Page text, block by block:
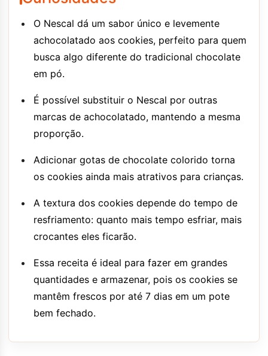
O Nescal dá um sabor único e levemente
achocolatado aos cookies, perfeito para quem
busca algo diferente do tradicional chocolate
em pó.
É possível substituir o Nescal por outras
marcas de achocolatado, mantendo a mesma
proporção.
Adicionar gotas de chocolate colorido torna
os cookies ainda mais atrativos para crianças.
A textura dos cookies depende do tempo de
resfriamento: quanto mais tempo esfriar, mais
crocantes eles ficarão.
Essa receita é ideal para fazer em grandes
quantidades e armazenar, pois os cookies se
mantêm frescos por até 7 dias em um pote
bem fechado.